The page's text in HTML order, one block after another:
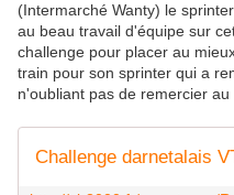
(Intermarché Wanty) le
au beau travail d'équipe sur
challenge pour placer au
train pour son sprinter qui a
n'oubliant pas de remercier au
Challenge darnetalais